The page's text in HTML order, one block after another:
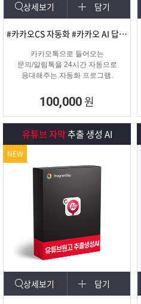
상세보기 담기
#카카오CS 자동화 #카카오 AI 답변 #카카오자동발송
카카오톡으로 들어오는
문의/알림톡을 24시간 자동으로
응대해주는 자동화 프로그램.
100,000 원
유튜브 자막추출 생성 AI
상세보기 담기
NEW